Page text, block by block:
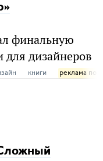
финальную
для дизайнеров
книги реклама по